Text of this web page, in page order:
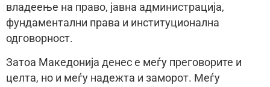
владеење на право, јавна администрација,
фундаментални права и институционална
одговорност.
Затоа Македонија денес е меѓу преговорите и
целта, но и меѓу надежта и заморот. Меѓу